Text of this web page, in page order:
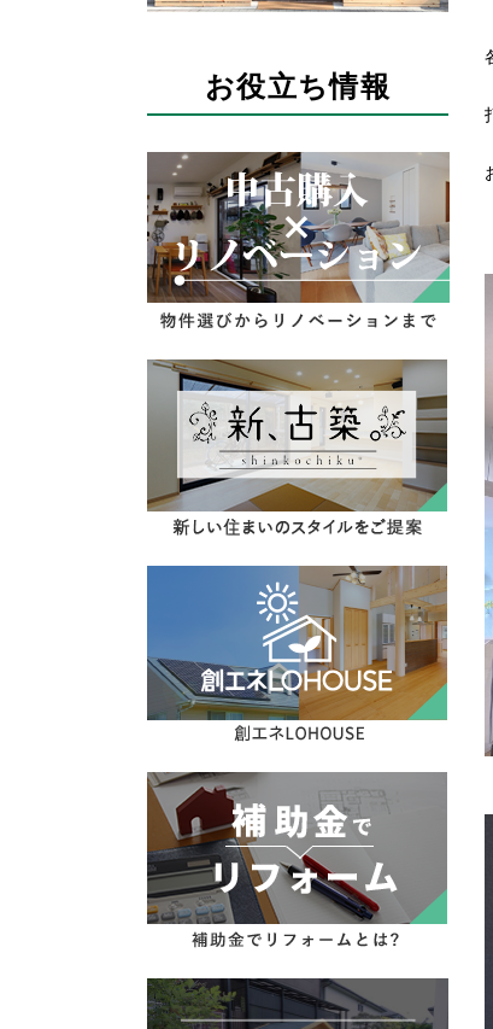
お役立ち情報